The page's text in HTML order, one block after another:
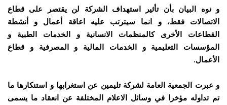
و نوه البيان بأن تأثير استهداف الشركة لن يقتصر على قطاع
الاتصالات فقط، و انما سيترتب عليه اعاقة أعمال و أنشطة
القطاعات الأخرى كالمنظمات الانسانية و الخدمات الطبية و
المؤسسات التعليمية و الخدمات المالية و المصرفية و قطاع
الأعمال.
و عبرت الجمعية العامة لشركة تليمين عن استغرابها و استنكارها ما
تم تداوله مؤخرا في وسائل الاعلام المختلفة عن انعقاد ما يسمى